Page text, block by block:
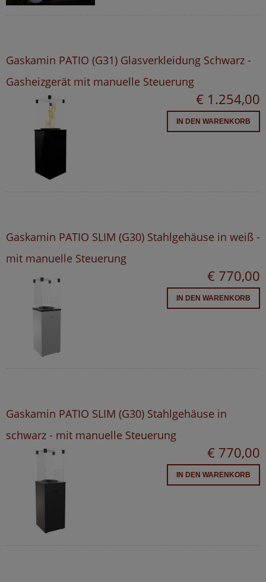
Gaskamin PATIO (G31) Glasverkleidung Schwarz -
Gasheizgerät mit manuelle Steuerung
€ 1.254,00
IN DEN WARENKORB
Gaskamin PATIO SLIM (G30) Stahlgehäuse in weiß -
mit manuelle Steuerung
€ 770,00
IN DEN WARENKORB
Gaskamin PATIO SLIM (G30) Stahlgehäuse in
schwarz - mit manuelle Steuerung
€ 770,00
IN DEN WARENKORB